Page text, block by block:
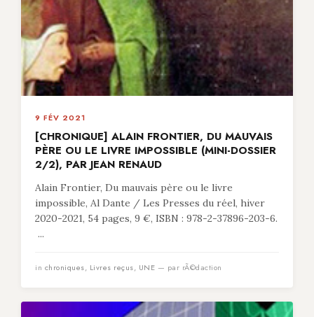
9 FÉV 2021
[CHRONIQUE] ALAIN FRONTIER, DU MAUVAIS
PÈRE OU LE LIVRE IMPOSSIBLE (MINI-DOSSIER
2/2), PAR JEAN RENAUD
Alain Frontier, Du mauvais père ou le livre
impossible, Al Dante / Les Presses du réel, hiver
2020-2021, 54 pages, 9 €, ISBN : 978-2-37896-203-6.
...
in chroniques, Livres reçus, UNE — par rÃ©daction